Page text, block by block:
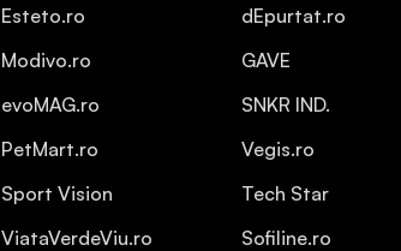
Esteto.ro
Modivo.ro
evoMAG.ro
PetMart.ro
Sport Vision
ViataVerdeViu.ro
dEpurtat.ro
GAVE
SNKR IND.
Vegis.ro
Tech Star
Sofiline.ro